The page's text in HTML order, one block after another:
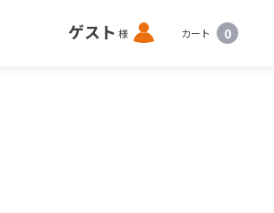
ゲスト 様 ロ
グ
カート 0